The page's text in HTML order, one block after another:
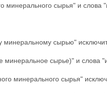
минерального сырья" и слова
минеральному сырью"
минеральное сырье)" и слова
минерального сырья"